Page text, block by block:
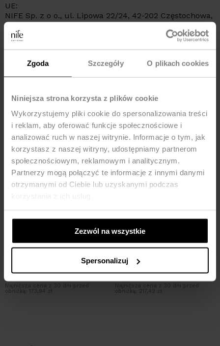
Zgoda Szczegóły O plikach cookies
Niniejsza strona korzysta z plików cookie
Wykorzystujemy pliki cookie do spersonalizowania treści
i reklam, aby oferować funkcje społecznościowe i
analizować ruch w naszej witrynie. Informacje o tym, jak
korzystasz z naszej witryny, udostępniamy partnerom
społecznościowym, reklamowym i analitycznym.
Partnerzy mogą połączyć te informacje z innymi danymi
otrzymanymi od Ciebie lub uzyskanymi podczas
Zezwól na wszystkie
Spersonalizuj
UE:
NIFE Sp. z o o., ul. Lipowa 22/24, 42-202 Częstochowa,
kraj: Polska, telefon: +48 535 123 772, e-mail:
sklep@nife.pl
Jeansowa sukienka - niebieska
Najniższa cena z 30 dni przed
obniżką:
173,94 zł
Sukienka z lamówką - błękit -
sky blue
Najniższa cena z 30 dni przed
obniżką:
217,42 zł